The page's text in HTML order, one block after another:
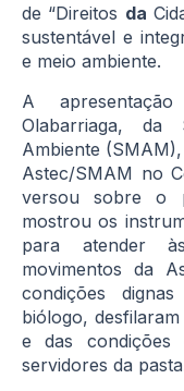
de “Direitos da
sustentável e
e meio ambiente.
A
Olabarriaga, da
Ambiente
Astec/SMAM no
versou sobre o
mostrou os
para atender
movimentos da
condições
biólogo,
e das
servidores da